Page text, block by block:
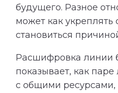
будущего. Разное
может как укреплять
становиться
Расшифровка линии
показывает, как
с общими ресурсами,